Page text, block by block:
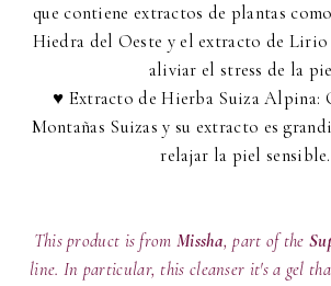
que contiene extractos de plantas
Hiedra del Oeste y el extracto de
aliviar el stress de la
♥ Extracto de Hierba Suiza Alpina:
Montañas Suizas y su extracto es
relajar la piel sensible.
This product is from Missha, part of the
line. In particular, this cleanser it's a gel